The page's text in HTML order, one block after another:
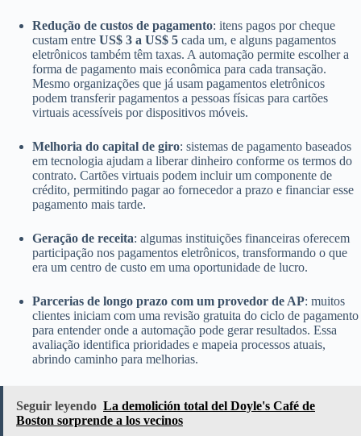
Redução de custos de pagamento: itens pagos por cheque
custam entre US$ 3 a US$ 5 cada um, e alguns pagamentos
eletrônicos também têm taxas. A automação permite escolher a
forma de pagamento mais econômica para cada transação.
Mesmo organizações que já usam pagamentos eletrônicos
podem transferir pagamentos a pessoas físicas para cartões
virtuais acessíveis por dispositivos móveis.
Melhoria do capital de giro: sistemas de pagamento baseados
em tecnologia ajudam a liberar dinheiro conforme os termos do
contrato. Cartões virtuais podem incluir um componente de
crédito, permitindo pagar ao fornecedor a prazo e financiar esse
pagamento mais tarde.
Geração de receita: algumas instituições financeiras oferecem
participação nos pagamentos eletrônicos, transformando o que
era um centro de custo em uma oportunidade de lucro.
Parcerias de longo prazo com um provedor de AP: muitos
clientes iniciam com uma revisão gratuita do ciclo de pagamento
para entender onde a automação pode gerar resultados. Essa
avaliação identifica prioridades e mapeia processos atuais,
abrindo caminho para melhorias.
Seguir leyendo La demolición total del Doyle's Café de
Boston sorprende a los vecinos